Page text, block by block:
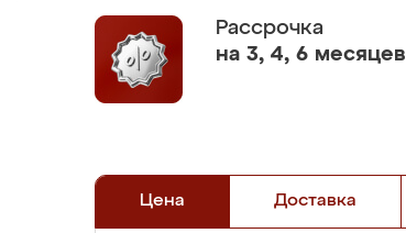
Рассрочка
на 3, 4, 6 месяцев
Цена Доставка